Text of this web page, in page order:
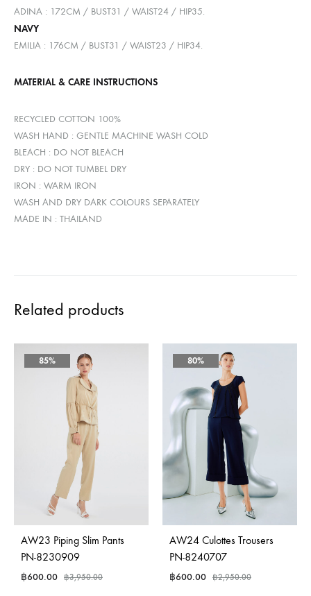
ADINA : 172CM / BUST31 / WAIST24 / HIP35.
NAVY
EMILIA : 176CM / BUST31 / WAIST23 / HIP34.
MATERIAL & CARE INSTRUCTIONS
RECYCLED COTTON 100%
WASH HAND : GENTLE MACHINE WASH COLD
BLEACH : DO NOT BLEACH
DRY : DO NOT TUMBEL DRY
IRON : WARM IRON
WASH AND DRY DARK COLOURS SEPARATELY
MADE IN : THAILAND
Related products
85%
AW23 Piping Slim Pants
PN-8230909
฿600.00 ฿3,950.00
80%
AW24 Culottes Trousers
PN-8240707
฿600.00 ฿2,950.00